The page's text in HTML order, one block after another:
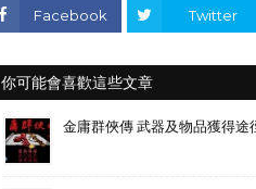
Facebook Twitter
你可能會喜歡這些文章
金庸群俠傳 武器及物品獲得途